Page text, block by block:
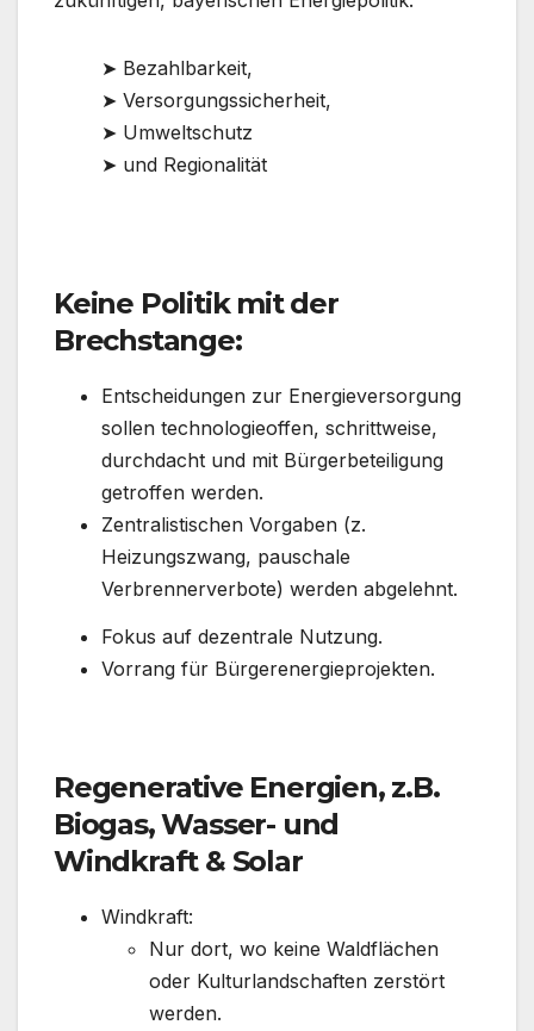
➤ Bezahlbarkeit,
➤ Versorgungssicherheit,
➤ Umweltschutz
➤ und Regionalität
Keine Politik mit der
Brechstange:
Entscheidungen zur Energieversorgung
sollen technologieoffen, schrittweise,
durchdacht und mit Bürgerbeteiligung
getroffen werden.
Zentralistischen Vorgaben (z.
Heizungszwang, pauschale
Verbrennerverbote) werden abgelehnt.
Fokus auf dezentrale Nutzung.
Vorrang für Bürgerenergieprojekten.
Regenerative Energien, z.B.
Biogas, Wasser- und
Windkraft & Solar
Windkraft:
Nur dort, wo keine Waldflächen
oder Kulturlandschaften zerstört
werden.